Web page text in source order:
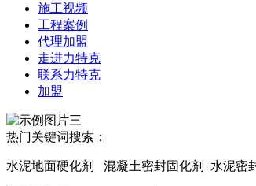
施工视频
工程案例
代理加盟
走进力特克
联系力特克
加盟
热门关键词搜索：
水泥地面硬化剂 混凝土密封固化剂 水泥密